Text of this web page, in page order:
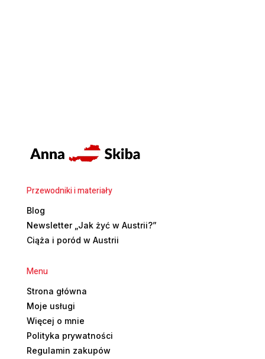
Przewodniki i materiały
Blog
Newsletter „Jak żyć w Austrii?”
Ciąża i poród w Austrii
Menu
Strona główna
Moje usługi
Więcej o mnie
Polityka prywatności
Regulamin zakupów